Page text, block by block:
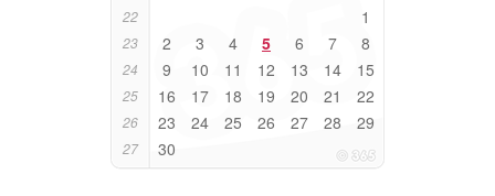
22 1
23 2 3 4 5 6 7 8
24 9 10 11 12 13 14 15
25 16 17 18 19 20 21 22
26 23 24 25 26 27 28 29
27 30